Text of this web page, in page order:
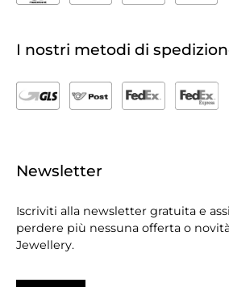
I nostri metodi di
Newsletter
Iscriviti alla newsletter gratuita e
perdere più nessuna offerta o
Jewellery.